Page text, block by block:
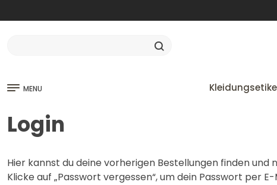
MENU
Login
Hier kannst du deine vorherigen Bestellungen finden und
Klicke auf „Passwort vergessen“, um dein Passwort per